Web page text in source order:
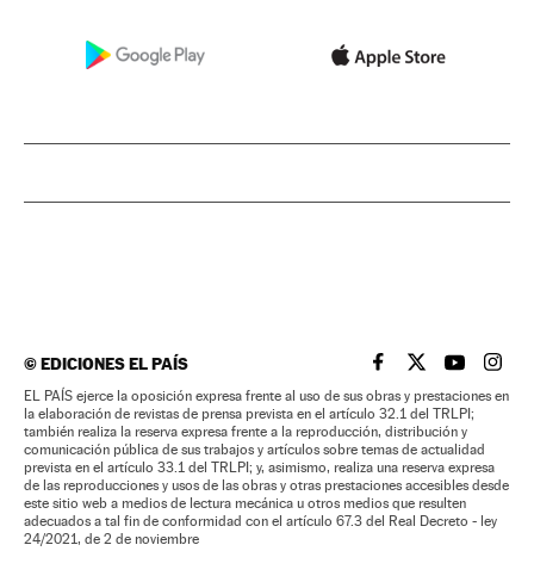
©EDICIONES EL PAÍS EL PAÍS BRASIL EN
EL PAÍSEL PAÍS
EL
EL PAÍS ejerce la oposición expresa frente al uso de sus obras y prestaciones en
la elaboración de revistas de prensa prevista en el artículo 32.1 del TRLPI;
también realiza la reserva expresa frente a la reproducción, distribución y
comunicación pública de sus trabajos y artículos sobre temas de actualidad
prevista en el artículo 33.1 del TRLPI; y, asimismo, realiza una reserva expresa
de las reproducciones y usos de las obras y otras prestaciones accesibles desde
este sitio web a medios de lectura mecánica u otros medios que resulten
adecuados a tal fin de conformidad con el artículo 67.3 del Real Decreto - ley
24/2021, de 2 de noviembre